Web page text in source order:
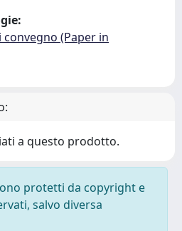
(Paper in
a questo prodotto.
protetti da copyright e
salvo diversa